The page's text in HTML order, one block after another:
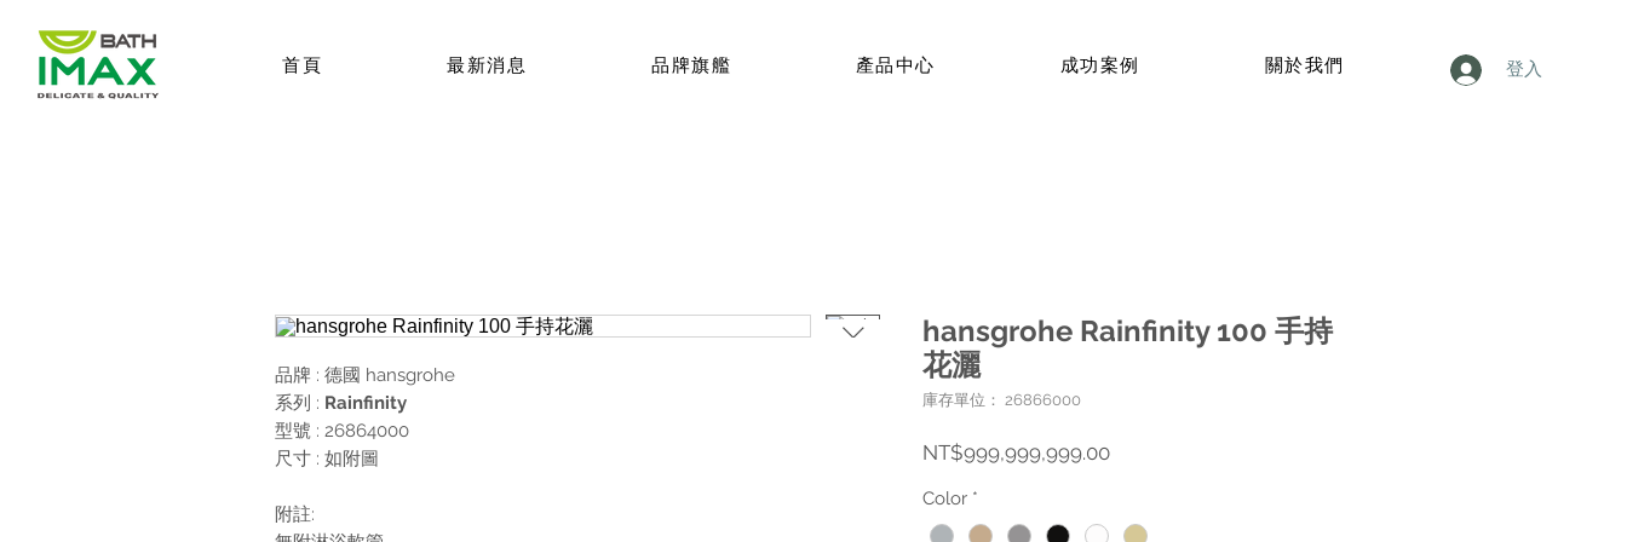
首頁 最新消息 品牌旗艦 產品中心 成功案例 關於我們 登入
品牌 : 德國 hansgrohe
系列 : Rainfinity
型號 : 26864000
尺寸 : 如附圖
附註:
hansgrohe Rainfinity 100 手持
花灑
庫存單位： 26866000
NT$999,999,999.00價
Color *